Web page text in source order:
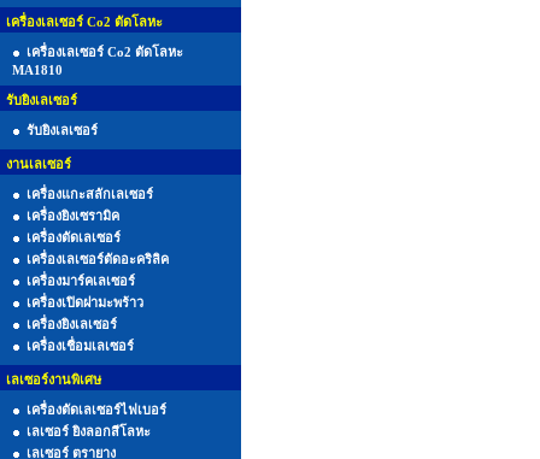
เครื่องเลเซอร์ Co2 ตัดโลหะ
เครื่องเลเซอร์ Co2 ตัดโลหะ
MA1810
รับยิงเลเซอร์
รับยิงเลเซอร์
งานเลเซอร์
เครื่องแกะสลักเลเซอร์
เครื่องยิงเซรามิค
เครื่องตัดเลเซอร์
เครื่องเลเซอร์ตัดอะคริลิค
เครื่องมาร์คเลเซอร์
เครื่องเปิดฝามะพร้าว
เครื่องยิงเลเซอร์
เครื่องเชื่อมเลเซอร์
เลเซอร์งานพิเศษ
เครื่องตัดเลเซอร์ไฟเบอร์
เลเซอร์ ยิงลอกสีโลหะ
เลเซอร์ ตรายาง